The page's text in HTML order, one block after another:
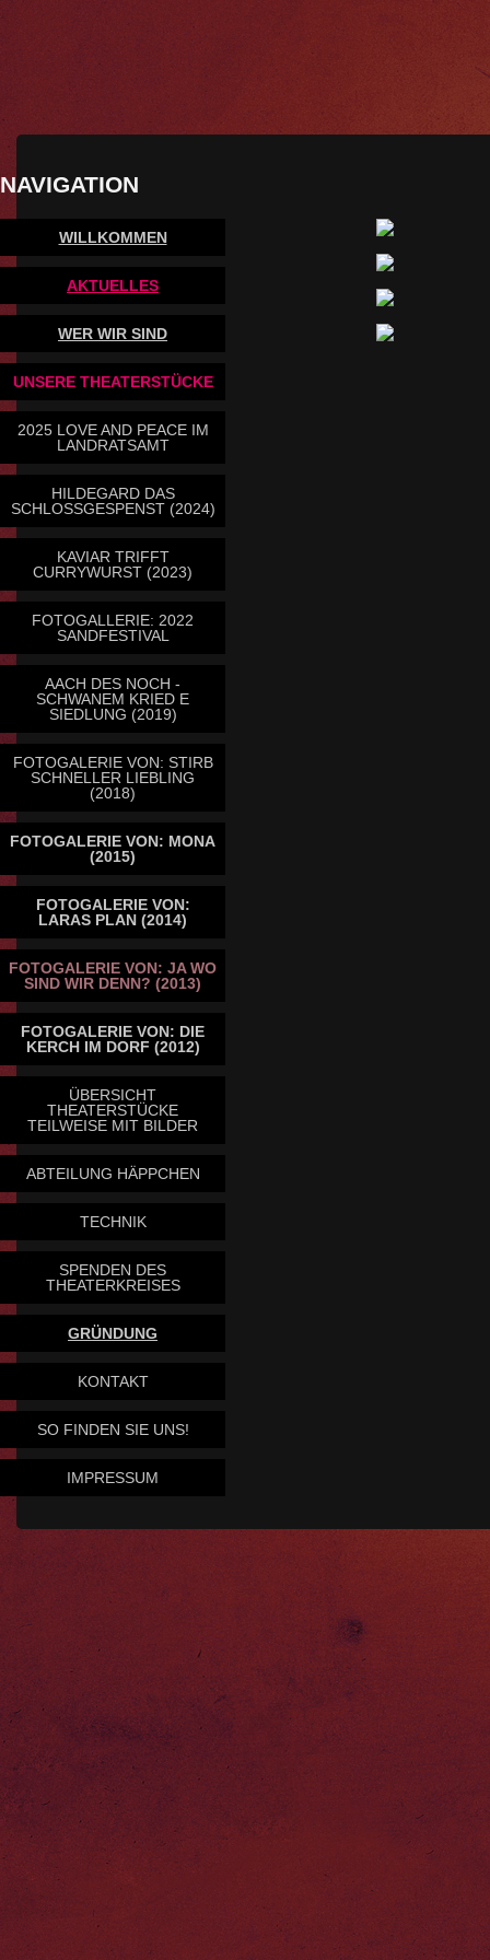
NAVIGATION
WILLKOMMEN
AKTUELLES
WER WIR SIND
UNSERE THEATERSTÜCKE
2025 LOVE AND PEACE IM
LANDRATSAMT
HILDEGARD DAS
SCHLOSSGESPENST (2024)
KAVIAR TRIFFT
CURRYWURST (2023)
FOTOGALLERIE: 2022
SANDFESTIVAL
AACH DES NOCH -
SCHWANEM KRIED E
SIEDLUNG (2019)
FOTOGALERIE VON: STIRB
SCHNELLER LIEBLING
(2018)
FOTOGALERIE VON: MONA
(2015)
FOTOGALERIE VON:
LARAS PLAN (2014)
FOTOGALERIE VON: JA WO
SIND WIR DENN? (2013)
FOTOGALERIE VON: DIE
KERCH IM DORF (2012)
ÜBERSICHT
THEATERSTÜCKE
TEILWEISE MIT BILDER
ABTEILUNG HÄPPCHEN
TECHNIK
SPENDEN DES
THEATERKREISES
GRÜNDUNG
KONTAKT
SO FINDEN SIE UNS!
IMPRESSUM